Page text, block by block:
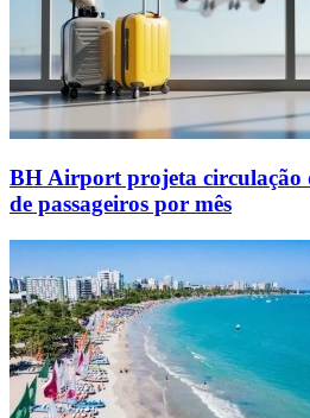
BH Airport projeta circulação
de passageiros por mês